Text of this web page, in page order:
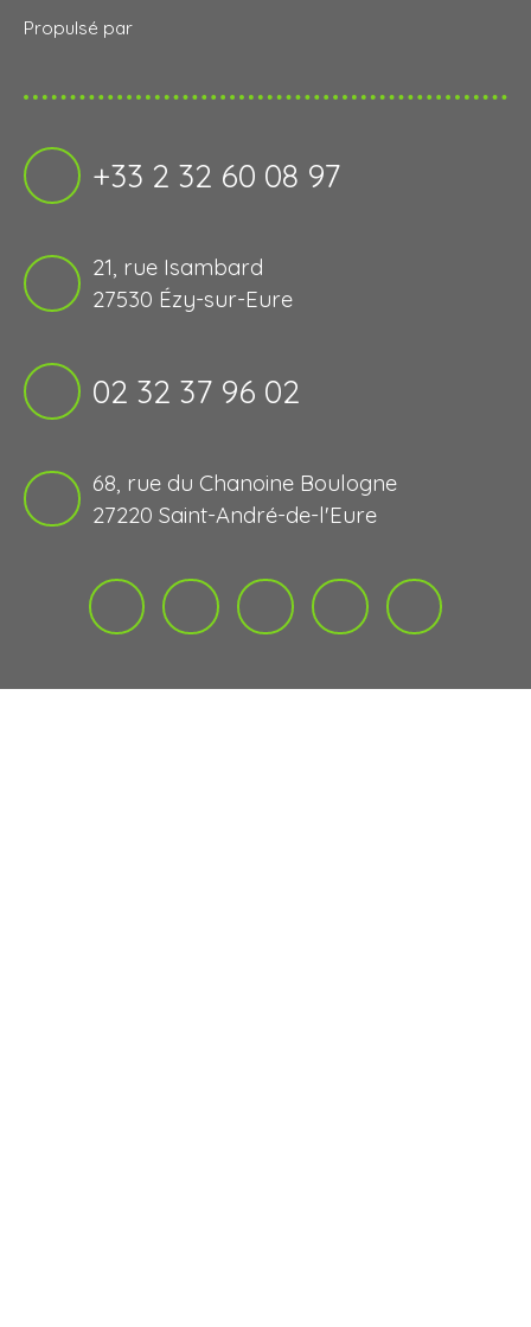
Propulsé par
+33 2 32 60 08 97
21, rue Isambard
27530 Ézy-sur-Eure
02 32 37 96 02
68, rue du Chanoine Boulogne
27220 Saint-André-de-l'Eure